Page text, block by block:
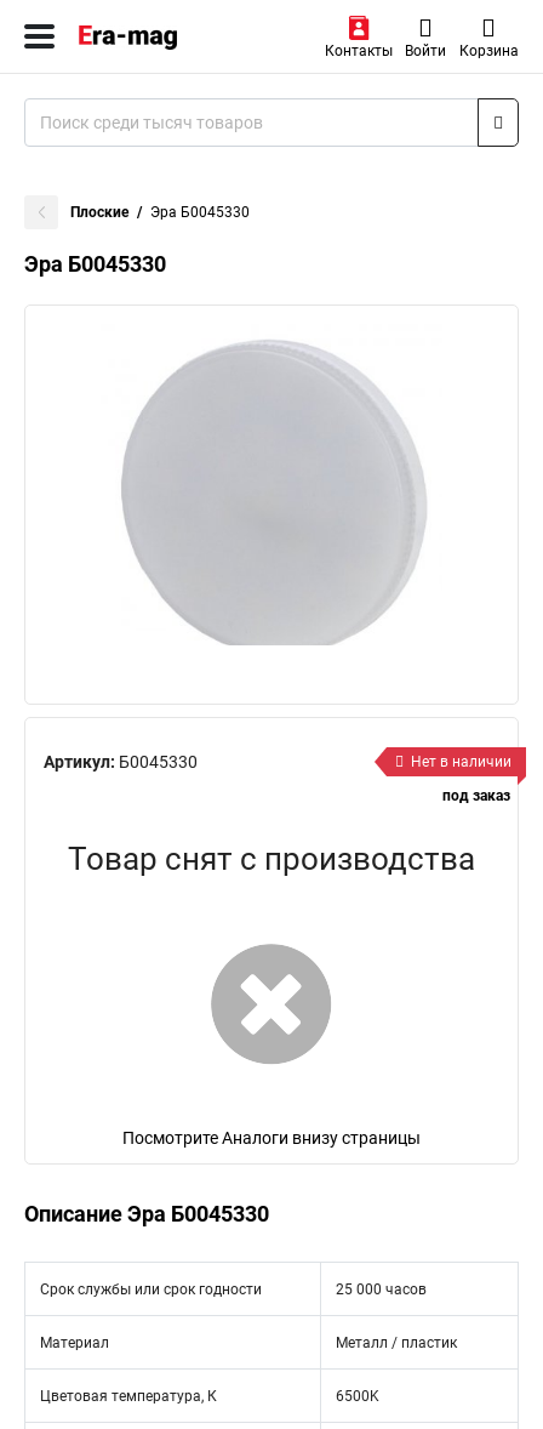
Контакты Войти Корзина
Плоские Эра Б0045330
Эра Б0045330
Артикул: Б0045330
Нет в наличии
под заказ
Товар снят с производства
Посмотрите Аналоги внизу страницы
Описание Эра Б0045330
Срок службы или срок годности 25 000 часов
Материал Металл / пластик
Цветовая температура, К 6500K